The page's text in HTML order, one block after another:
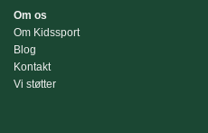
Om os
Om Kidssport
Blog
Kontakt
Vi støtter